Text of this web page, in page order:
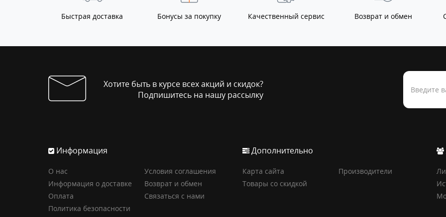
Быстрая доставка Бонусы за покупку Качественный сервис Возврат и обмен
Хотите быть в курсе всех акций и скидок?
Подпишитесь на нашу рассылку
Информация
О нас
Информация о доставке
Оплата
Политика безопасности
Условия соглашения
Возврат и обмен
Связаться с нами
Дополнительно
Карта сайта
Товары со скидкой
Производители